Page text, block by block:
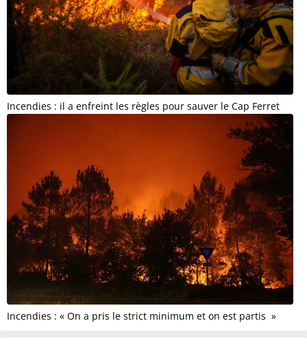
Incendies : il a enfreint les règles pour sauver le Cap Ferret
Incendies : « On a pris le strict minimum et on est partis »